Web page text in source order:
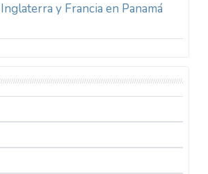
y Francia en Panamá